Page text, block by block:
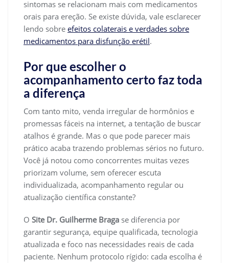
sintomas se relacionam mais com medicamentos
orais para ereção. Se existe dúvida, vale esclarecer
lendo sobre efeitos colaterais e verdades sobre
medicamentos para disfunção erétil.
Por que escolher o
acompanhamento certo faz toda
a diferença
Com tanto mito, venda irregular de hormônios e
promessas fáceis na internet, a tentação de buscar
atalhos é grande. Mas o que pode parecer mais
prático acaba trazendo problemas sérios no futuro.
Você já notou como concorrentes muitas vezes
priorizam volume, sem oferecer escuta
individualizada, acompanhamento regular ou
atualização científica constante?
O Site Dr. Guilherme Braga se diferencia por
garantir segurança, equipe qualificada, tecnologia
atualizada e foco nas necessidades reais de cada
paciente. Nenhum protocolo rígido: cada escolha é